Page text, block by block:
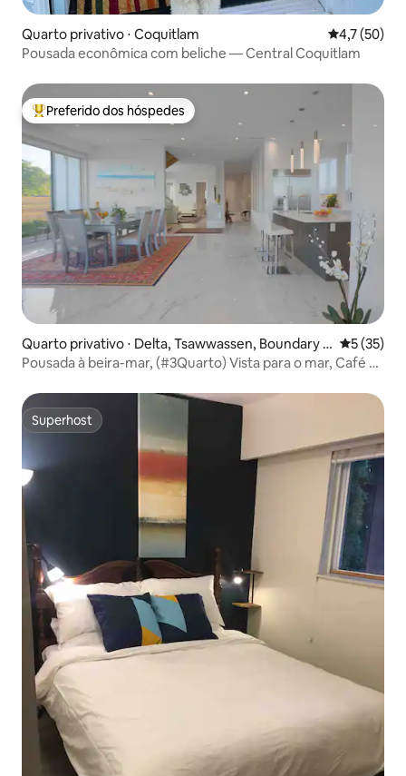
Quarto privativo ⋅ Coquitlam 4,7 de uma
4,7 (50)
Pousada econômica com beliche — Central Coquitlam
Entre os melhores preferidos dos hóspedes
Preferido dos hóspedes
Quarto privativo ⋅ Delta, Tsawwassen, Boundary B
ay
5 de uma
5 (35)
Pousada à beira-mar, (#3Quarto) Vista para o mar, Café da
Superhost
Superhost